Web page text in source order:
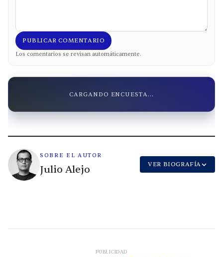
PUBLICAR COMENTARIO
Los comentarios se revisan automáticamente.
CARGANDO ENCUESTA...
SOBRE EL AUTOR
Julio Alejo VER BIOGRAFÍA
PUBLICIDAD